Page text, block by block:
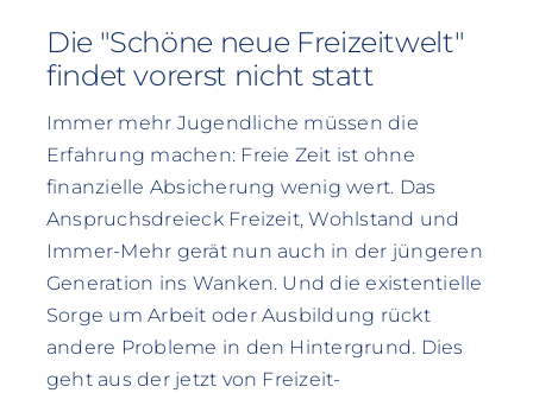
Die "Schöne neue Freizeitwelt"
findet vorerst nicht statt
Immer mehr Jugendliche müssen die
Erfahrung machen: Freie Zeit ist ohne
finanzielle Absicherung wenig wert. Das
Anspruchsdreieck Freizeit, Wohlstand und
Immer-Mehr gerät nun auch in der jüngeren
Generation ins Wanken. Und die existentielle
Sorge um Arbeit oder Ausbildung rückt
andere Probleme in den Hintergrund. Dies
geht aus der jetzt von Freizeit-